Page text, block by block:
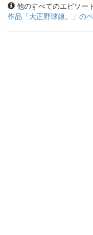
他のすべてのエピソー
作品「大正野球娘。 」の